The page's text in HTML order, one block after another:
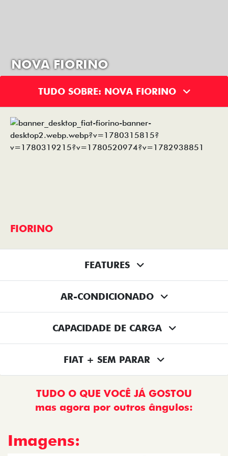
NOVA FIORINO
TUDO SOBRE: NOVA FIORINO
FIORINO
FEATURES
AR-CONDICIONADO
CAPACIDADE DE CARGA
FIAT + SEM PARAR
TUDO O QUE VOCÊ JÁ GOSTOU
mas agora por outros ângulos:
Imagens: